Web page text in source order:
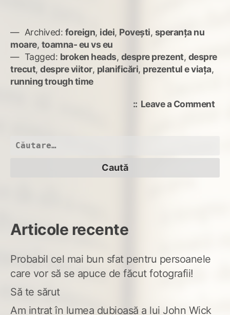
Archived: foreign, idei, Povești, speranța nu
moare, toamna- eu vs eu
Tagged: broken heads, despre prezent, despre
trecut, despre viitor, planificări, prezentul e viaţa,
running trough time
Leave a Commenton
Caută
Articole recente
Probabil cel mai bun sfat pentru persoanele
care vor să se apuce de făcut fotografii!
Să te sărut
Am intrat în lumea dubioasă a lui John Wick